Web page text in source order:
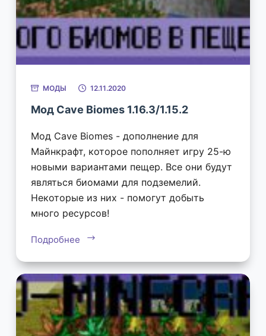
МОДЫ 12.11.2020
Мод Cave Biomes 1.16.3/1.15.2
Мод Cave Biomes - дополнение для
Майнкрафт, которое пополняет игру 25-ю
новыми вариантами пещер. Все они будут
являться биомами для подземелий.
Некоторые из них - помогут добыть
много ресурсов!
Подробнее